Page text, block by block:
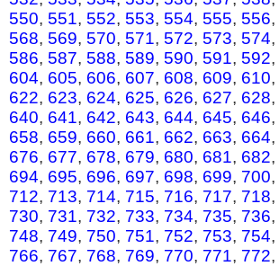
550, 551, 552, 553, 554, 555, 556,
568, 569, 570, 571, 572, 573, 574,
586, 587, 588, 589, 590, 591, 592,
604, 605, 606, 607, 608, 609, 610,
622, 623, 624, 625, 626, 627, 628,
640, 641, 642, 643, 644, 645, 646,
658, 659, 660, 661, 662, 663, 664,
676, 677, 678, 679, 680, 681, 682,
694, 695, 696, 697, 698, 699, 700,
712, 713, 714, 715, 716, 717, 718,
730, 731, 732, 733, 734, 735, 736,
748, 749, 750, 751, 752, 753, 754,
766, 767, 768, 769, 770, 771, 772,